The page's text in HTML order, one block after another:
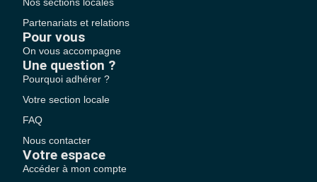
Partenariats et relations
Pour vous
On vous accompagne
Une question ?
Pourquoi adhérer ?
Votre section locale
FAQ
Nous contacter
Votre espace
Accéder à mon compte